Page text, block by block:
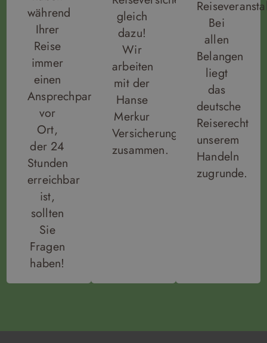
während
Ihrer
Reise
immer
einen
Ansprechpartner
vor
Ort,
der 24
Stunden
erreichbar
ist,
sollten
Sie
Fragen
haben!
gleich
dazu!
Wir
arbeiten
mit der
Hanse
Merkur
Versicherung
zusammen.
Bei
allen
Belangen
liegt
das
deutsche
Reiserecht
unserem
Handeln
zugrunde.